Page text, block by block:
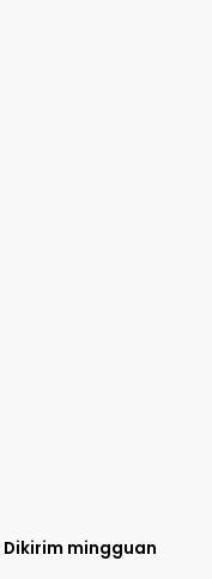
Dikirim mingguan